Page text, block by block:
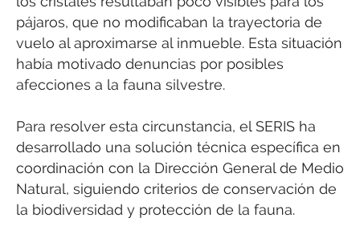
pájaros, que no modificaban la trayectoria de
vuelo al aproximarse al inmueble. Esta situación
había motivado denuncias por posibles
afecciones a la fauna silvestre.
Para resolver esta circunstancia, el SERIS ha
desarrollado una solución técnica específica en
coordinación con la Dirección General de Medio
Natural, siguiendo criterios de conservación de
la biodiversidad y protección de la fauna.